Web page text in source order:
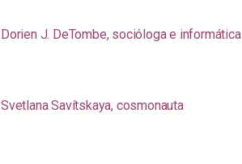
Dorien J. DeTombe, socióloga e informática
Svetlana Savítskaya, cosmonauta